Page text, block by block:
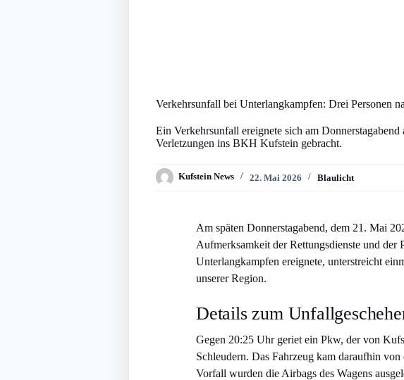
Verkehrsunfall bei Unterlangkampfen: Drei Personen
Ein Verkehrsunfall ereignete sich am
Verletzungen ins BKH Kufstein gebracht.
Kufstein News 22. Mai 2026 Blaulicht
Am späten Donnerstagabend, dem 21. Mai
Aufmerksamkeit der Rettungsdienste und
Unterlangkampfen ereignete, unterstreicht
unserer Region.
Details zum
Gegen 20:25 Uhr geriet ein Pkw, der von
Schleudern. Das Fahrzeug kam daraufhin
Vorfall wurden die Airbags des Wagens